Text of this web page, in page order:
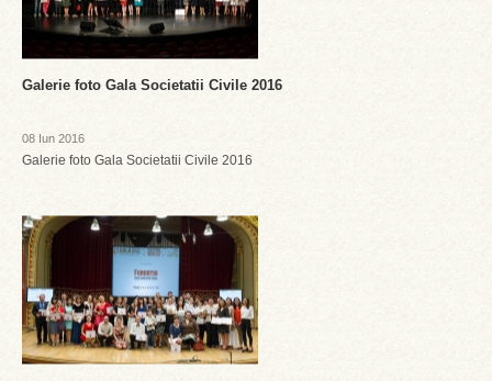
Galerie foto Gala Societatii Civile 2016
08 Iun 2016
Galerie foto Gala Societatii Civile 2016